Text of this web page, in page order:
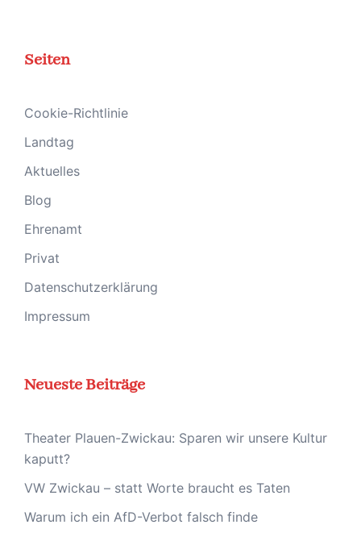
Seiten
Cookie-Richtlinie
Landtag
Aktuelles
Blog
Ehrenamt
Privat
Datenschutzerklärung
Impressum
Neueste Beiträge
Theater Plauen-Zwickau: Sparen wir unsere Kultur
kaputt?
VW Zwickau – statt Worte braucht es Taten
Warum ich ein AfD-Verbot falsch finde